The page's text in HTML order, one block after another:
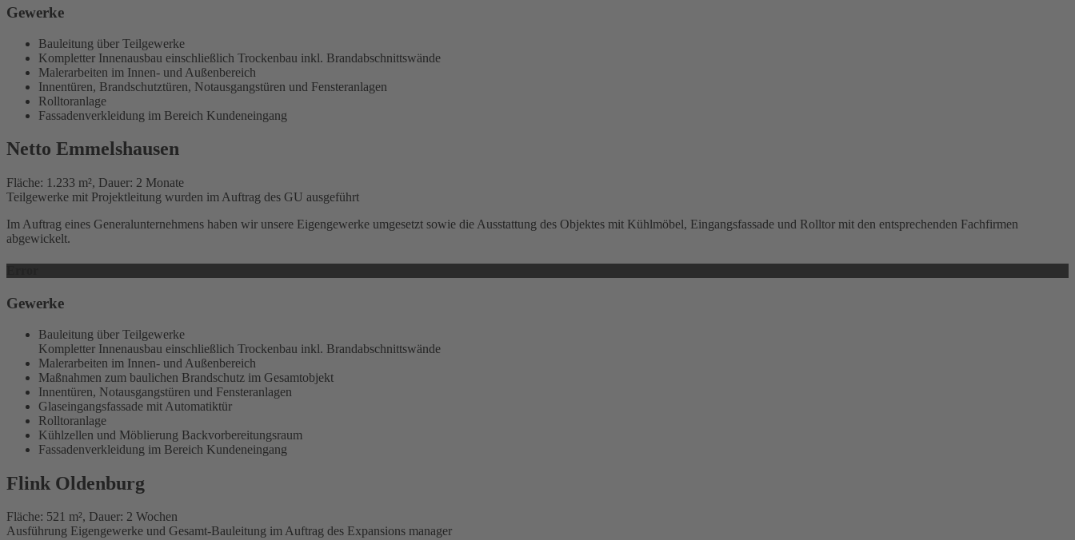
Gewerke
Bauleitung über Teilgewerke
Kompletter Innenausbau einschließlich Trockenbau inkl. Brandabschnittswände
Malerarbeiten im Innen- und Außenbereich
Innentüren, Brandschutztüren, Notausgangstüren und Fensteranlagen
Rolltoranlage
Fassadenverkleidung im Bereich Kundeneingang
Netto Emmelshausen
Fläche: 1.233 m², Dauer: 2 Monate
Teilgewerke mit Projektleitung wurden im Auftrag des GU ausgeführt
Im Auftrag eines Generalunternehmens haben wir unsere Eigengewerke umgesetzt sowie die Ausstattung des Objektes mit Kühlmöbel, Eingangsfassade und Rolltor mit den entsprechenden Fachfirmen
abgewickelt.
Gewerke
Bauleitung über Teilgewerke
Kompletter Innenausbau einschließlich Trockenbau inkl. Brandabschnittswände
Malerarbeiten im Innen- und Außenbereich
Maßnahmen zum baulichen Brandschutz im Gesamtobjekt
Innentüren, Notausgangstüren und Fensteranlagen
Glaseingangsfassade mit Automatiktür
Rolltoranlage
Kühlzellen und Möblierung Backvorbereitungsraum
Fassadenverkleidung im Bereich Kundeneingang
Flink Oldenburg
Fläche: 521 m², Dauer: 2 Wochen
Ausführung Eigengewerke und Gesamt-Bauleitung im Auftrag des Expansions manager